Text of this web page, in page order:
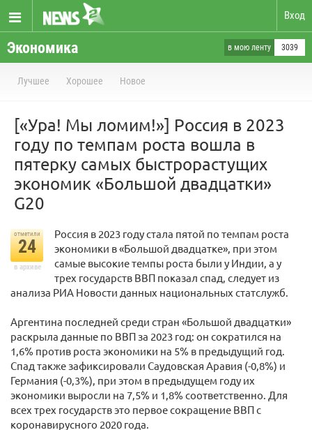
Вход
Экономика в мою ленту 3039
Лучшее Хорошее Новое
[«Ура! Мы ломим!»] Россия в 2023
году по темпам роста вошла в
пятерку самых быстрорастущих
экономик «Большой двадцатки»
G20
отметили
24
в архиве
Россия в 2023 году стала пятой по темпам роста
экономики в «Большой двадцатке», при этом
самые высокие темпы роста были у Индии, а у
трех государств ВВП показал спад, следует из
анализа РИА Новости данных национальных статслужб.
Аргентина последней среди стран «Большой двадцатки»
раскрыла данные по ВВП за 2023 год: он сократился на
1,6% против роста экономики на 5% в предыдущий год.
Спад также зафиксировали Саудовская Аравия (-0,8%) и
Германия (-0,3%), при этом в предыдущем году их
экономики выросли на 7,5% и 1,8% соответственно. Для
всех трех государств это первое сокращение ВВП с
коронавирусного 2020 года.